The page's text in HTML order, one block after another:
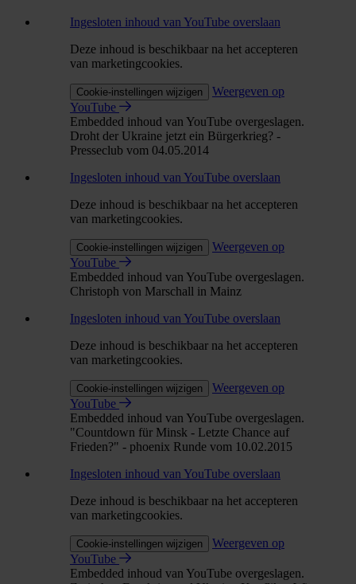
Ingesloten inhoud van YouTube overslaan
Deze inhoud is beschikbaar na het accepteren
van marketingcookies.
Cookie-instellingen wijzigen
Weergeven op
YouTube
Embedded inhoud van YouTube overgeslagen.
Droht der Ukraine jetzt ein Bürgerkrieg? -
Presseclub vom 04.05.2014
Ingesloten inhoud van YouTube overslaan
Deze inhoud is beschikbaar na het accepteren
van marketingcookies.
Cookie-instellingen wijzigen
Weergeven op
YouTube
Embedded inhoud van YouTube overgeslagen.
Christoph von Marschall in Mainz
Ingesloten inhoud van YouTube overslaan
Deze inhoud is beschikbaar na het accepteren
van marketingcookies.
Cookie-instellingen wijzigen
Weergeven op
YouTube
Embedded inhoud van YouTube overgeslagen.
"Countdown für Minsk - Letzte Chance auf
Frieden?" - phoenix Runde vom 10.02.2015
Ingesloten inhoud van YouTube overslaan
Deze inhoud is beschikbaar na het accepteren
van marketingcookies.
Cookie-instellingen wijzigen
Weergeven op
YouTube
Embedded inhoud van YouTube overgeslagen.